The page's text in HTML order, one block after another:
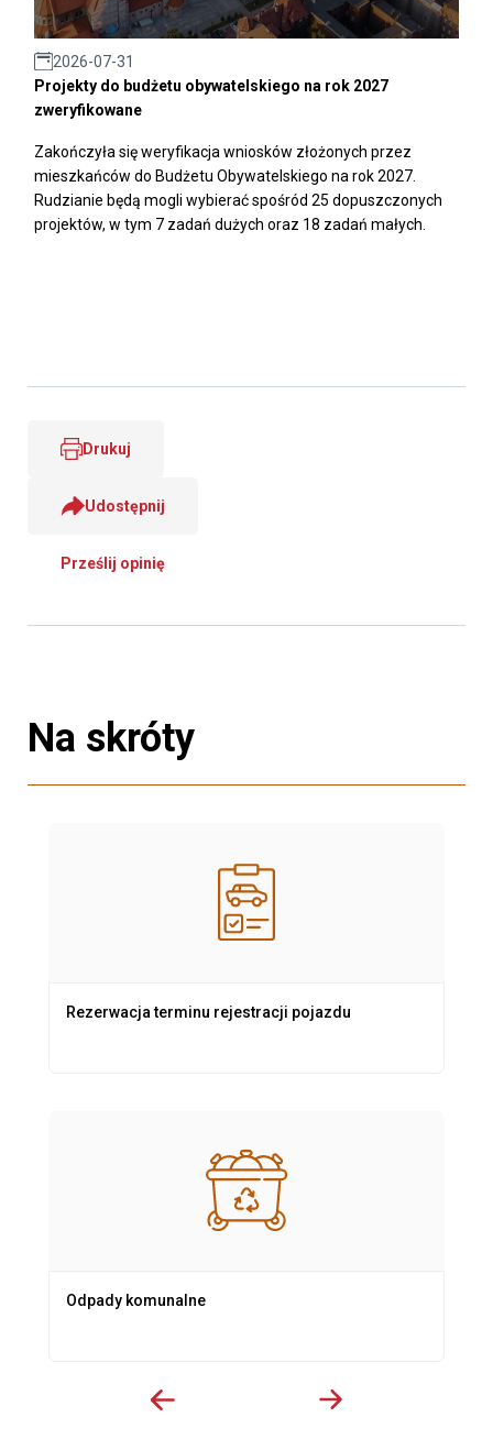
2026-07-31
Projekty do budżetu obywatelskiego na rok 2027
zweryfikowane
Zakończyła się weryfikacja wniosków złożonych przez
mieszkańców do Budżetu Obywatelskiego na rok 2027.
Rudzianie będą mogli wybierać spośród 25 dopuszczonych
projektów, w tym 7 zadań dużych oraz 18 zadań małych.
Drukuj
Udostępnij
Prześlij opinię
Na skróty
Rezerwacja terminu rejestracji pojazdu
Odpady komunalne